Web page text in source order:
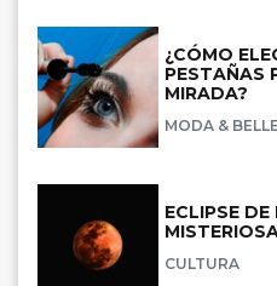
¿CÓMO
PESTAÑAS
MIRADA?
MODA &
ECLIPSE
CULTURA